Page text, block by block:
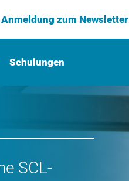
Anmeldung zum Newsletter
Schulungen
SCL-